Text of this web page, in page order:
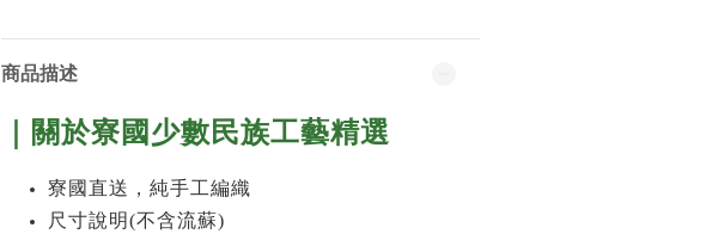
商品描述
｜關於寮國少數民族工藝精選
寮國直送，純手工編織
尺寸說明(不含流蘇)